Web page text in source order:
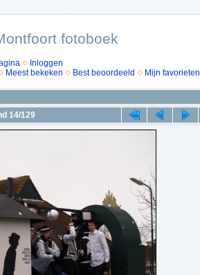
fotoboek
Inloggen
Meest bekeken Best beoordeeld Mijn favorieten
14/129